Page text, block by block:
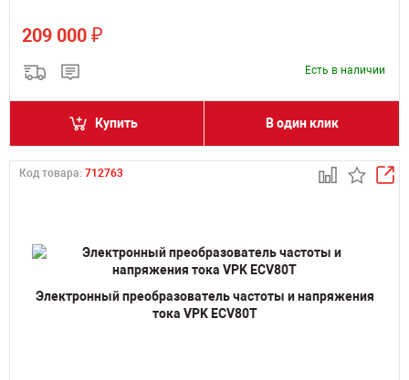
209 000 ₽
Есть в наличии
Купить В один клик
Код товара: 712763
Электронный преобразователь частоты и напряжения
тока VPK ECV80T